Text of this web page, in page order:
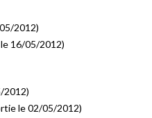
2012)
16/05/2012)
2012)
le 02/05/2012)